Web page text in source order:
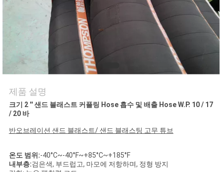
식
조
회
요
제품 설명
크기 2 ′′ 샌드 블래스트 커플링 Hose 흡수 및 배출 Hose W.P. 10 / 17
/ 20 바
반오브레이션 샌드 블래스트/ 샌드 블래스팅 고무 튜브
온도 범위:-40°C~-40°F~+85°C~+185°F
내부층:검은색, 부드럽고, 마모에 저항하며, 정형 방지